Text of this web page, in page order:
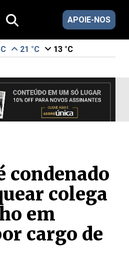
APOIE-NOS
21 °C 13 °C
condenado
colega
em
cargo de